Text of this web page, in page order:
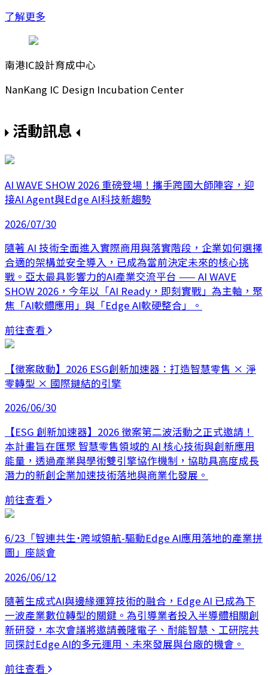
了解更多
南港IC設計育成中心
NanKang IC Design Incubation Center
活動訊息
AI WAVE SHOW 2026 重磅登場！攜手跨國大師陣容，迎
接AI Agent與Edge AI科技新趨勢
2026/07/30
隨著 AI 技術全面進入實際商用與落實階段，企業如何選擇
合適的架構並安全導入，已成為當前決定未來的核心挑
戰。亞太最具影響力的AI產業交流平台 —— AI WAVE
SHOW 2026，今年以「AI Ready，即刻實戰」為主軸，聚
焦「AI軟體應用」與「Edge AI軟硬整合」。
前往查看
【徵案啟動】2026 ESG創新加速器：打造智慧零售 × 淨
零轉型 × 國際鏈結的引擎
2026/06/30
【ESG 創新加速器】2026 徵案第二波活動之正式邀請！
本計畫旨在匯聚 智慧零售領域的 AI 核心技術與創新應用
能量，透過產業與學術雙引擎協作機制，協助具高度成長
潛力的新創企業加速技術落地與商業化發展。
前往查看
6/23「智連共生˙跨域領航-驅動Edge AI應用落地的產業拼
圖」座談會
2026/06/12
隨著生成式AI與邊緣運算技術的融合，Edge AI 已成為下
一波產業數位轉型的關鍵。為引導業者投入半導體相關創
新研發，本次會議將邀請義隆電子、耐能智慧、工研院共
同探討Edge AI的多元運用、未來發展與台廠的機會。
前往查看